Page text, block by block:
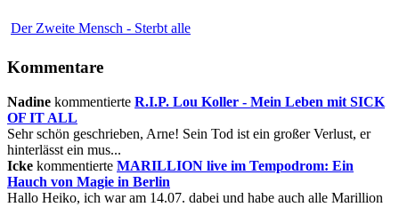
Der Zweite Mensch - Sterbt alle
Kommentare
Nadine kommentierte R.I.P. Lou Koller - Mein Leben mit SICK
OF IT ALL
Sehr schön geschrieben, Arne! Sein Tod ist ein großer Verlust, er
hinterlässt ein mus...
Icke kommentierte MARILLION live im Tempodrom: Ein
Hauch von Magie in Berlin
Hallo Heiko, ich war am 14.07. dabei und habe auch alle Marillion